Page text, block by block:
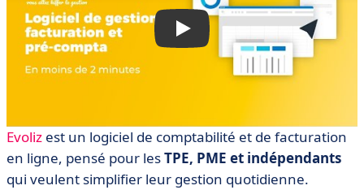
Evoliz est un logiciel de comptabilité et de facturation
en ligne, pensé pour lesTPE, PME et indépendants
qui veulent simplifier leur gestion quotidienne.